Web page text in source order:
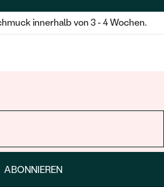
innerhalb von 3 - 4 Wochen.
ABONNIEREN